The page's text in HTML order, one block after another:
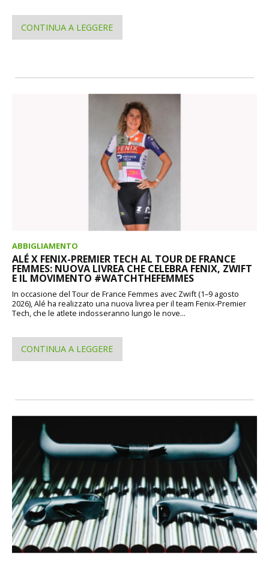
CONTINUA A LEGGERE
ABBIGLIAMENTO
ALÉ X FENIX-PREMIER TECH AL TOUR DE FRANCE
FEMMES: NUOVA LIVREA CHE CELEBRA FENIX, ZWIFT
E IL MOVIMENTO #WATCHTHEFEMMES
In occasione del Tour de France Femmes avec Zwift (1–9 agosto
2026), Alé ha realizzato una nuova livrea per il team Fenix-Premier
Tech, che le atlete indosseranno lungo le nove...
CONTINUA A LEGGERE